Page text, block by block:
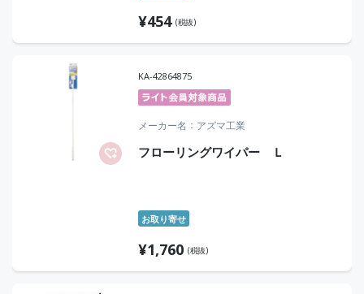
¥454 (税抜)
KA-42864875
メーカー名 アズマ工業
フローリングワイパー Ｌ
お取り寄せ
¥1,760 (税抜)